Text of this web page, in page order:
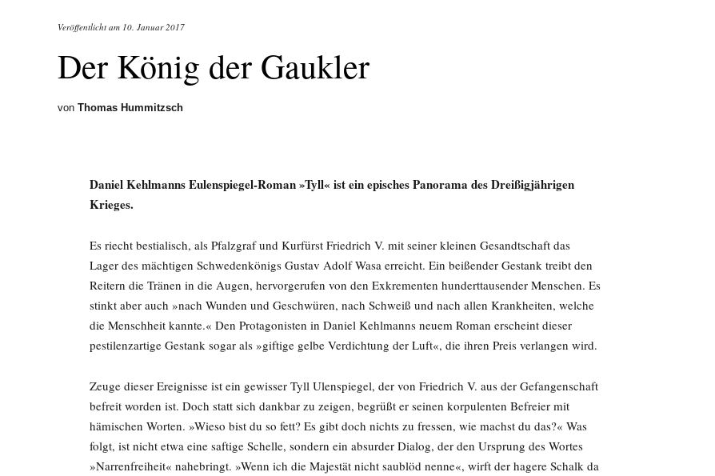
Veröffentlicht am 10. Januar 2017
Der König der Gaukler
von Thomas Hummitzsch
Daniel Kehlmanns Eulenspiegel-Roman »Tyll« ist ein episches Panorama des Dreißigjährigen
Krieges.
Es riecht bestialisch, als Pfalzgraf und Kurfürst Friedrich V. mit seiner kleinen Gesandtschaft das
Lager des mächtigen Schwedenkönigs Gustav Adolf Wasa erreicht. Ein beißender Gestank treibt den
Reitern die Tränen in die Augen, hervorgerufen von den Exkrementen hunderttausender Menschen. Es
stinkt aber auch »nach Wunden und Geschwüren, nach Schweiß und nach allen Krankheiten, welche
die Menschheit kannte.« Den Protagonisten in Daniel Kehlmanns neuem Roman erscheint dieser
pestilenzartige Gestank sogar als »giftige gelbe Verdichtung der Luft«, die ihren Preis verlangen wird.
Zeuge dieser Ereignisse ist ein gewisser Tyll Ulenspiegel, der von Friedrich V. aus der Gefangenschaft
befreit worden ist. Doch statt sich dankbar zu zeigen, begrüßt er seinen korpulenten Befreier mit
hämischen Worten. »Wieso bist du so fett? Es gibt doch nichts zu fressen, wie machst du das?« Was
folgt, ist nicht etwa eine saftige Schelle, sondern ein absurder Dialog, der den Ursprung des Wortes
»Narrenfreiheit« nahebringt. »Wenn ich die Majestät nicht saublöd nenne«, wirft der hagere Schalk da